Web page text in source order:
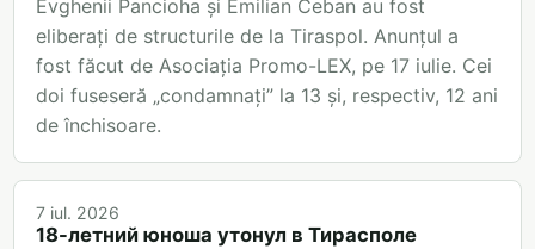
Evghenii Pancioha și Emilian Ceban au fost
eliberați de structurile de la Tiraspol. Anunțul a
fost făcut de Asociația Promo-LEX, pe 17 iulie. Cei
doi fuseseră „condamnați” la 13 și, respectiv, 12 ani
de închisoare.
7 iul. 2026
18-летний юноша утонул в Тирасполе